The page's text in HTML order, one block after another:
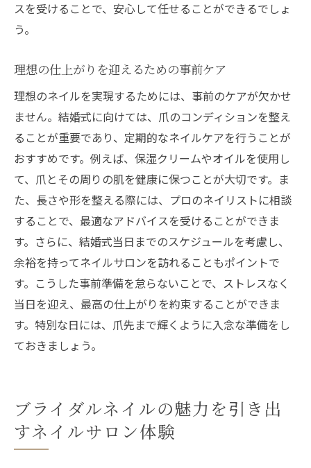
スを受けることで、安心して任せることができるでしょ
う。
理想の仕上がりを迎えるための事前ケア
理想のネイルを実現するためには、事前のケアが欠かせ
ません。結婚式に向けては、爪のコンディションを整え
ることが重要であり、定期的なネイルケアを行うことが
おすすめです。例えば、保湿クリームやオイルを使用し
て、爪とその周りの肌を健康に保つことが大切です。ま
た、長さや形を整える際には、プロのネイリストに相談
することで、最適なアドバイスを受けることができま
す。さらに、結婚式当日までのスケジュールを考慮し、
余裕を持ってネイルサロンを訪れることもポイントで
す。こうした事前準備を怠らないことで、ストレスなく
当日を迎え、最高の仕上がりを約束することができま
す。特別な日には、爪先まで輝くように入念な準備をし
ておきましょう。
ブライダルネイルの魅力を引き出
すネイルサロン体験